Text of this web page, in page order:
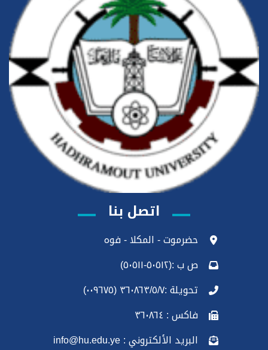
اتصل بنا
حضرموت - المكلا - فوه
ص ب :(٥٠٥١٢-٥٠٥١١)
تحويلة :٣٦٠٨٦٣/٥/٧ (٠٠٩٦٧٥)
فاكس : ٣٦٠٨٦٤
البريد الألكتروني : info@hu.edu.ye